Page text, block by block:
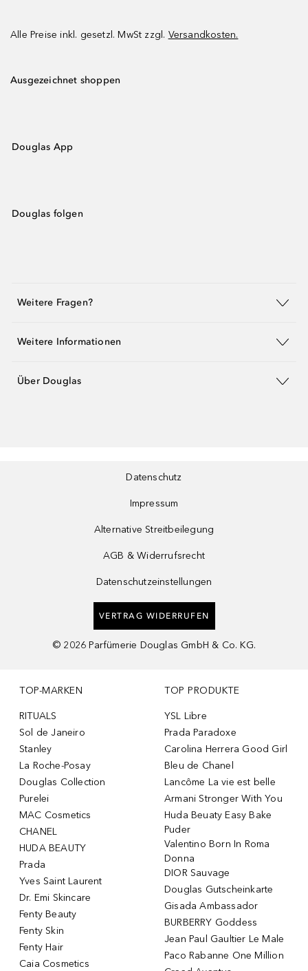
Alle Preise inkl. gesetzl. MwSt zzgl. Versandkosten.
Ausgezeichnet shoppen
Douglas App
Douglas folgen
Weitere Fragen?
Weitere Informationen
Über Douglas
Datenschutz
Impressum
Alternative Streitbeilegung
AGB & Widerrufsrecht
Datenschutzeinstellungen
VERTRAG WIDERRUFEN
© 2026 Parfümerie Douglas GmbH & Co. KG.
TOP-MARKEN
RITUALS
Sol de Janeiro
Stanley
La Roche-Posay
Douglas Collection
Purelei
MAC Cosmetics
CHANEL
HUDA BEAUTY
Prada
Yves Saint Laurent
Dr. Emi Skincare
Fenty Beauty
Fenty Skin
Fenty Hair
Caia Cosmetics
TOP PRODUKTE
YSL Libre
Prada Paradoxe
Carolina Herrera Good Girl
Bleu de Chanel
Lancôme La vie est belle
Armani Stronger With You
Huda Beuaty Easy Bake
Puder
Valentino Born In Roma
Donna
DIOR Sauvage
Douglas Gutscheinkarte
Gisada Ambassador
BURBERRY Goddess
Jean Paul Gaultier Le Male
Paco Rabanne One Million